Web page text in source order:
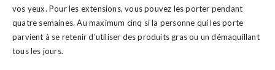
vos yeux. Pour les extensions, vous pouvez les porter pendant
quatre semaines. Au maximum cinq si la personne qui les porte
parvient à se retenir d’utiliser des produits gras ou un démaquillant
tous les jours.